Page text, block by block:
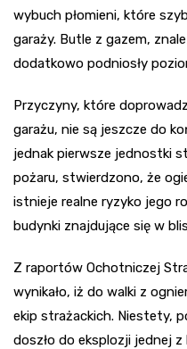
wybuch płomieni, które
garaży. Butle z gazem,
dodatkowo podniosły
Przyczyny, które
garażu, nie są jeszcze do
jednak pierwsze jednostki
pożaru, stwierdzono, że
istnieje realne ryzyko jego
budynki znajdujące się w
Z raportów Ochotniczej
wynikało, iż do walki z
ekip strażackich. Niestety,
doszło do eksplozji jednej